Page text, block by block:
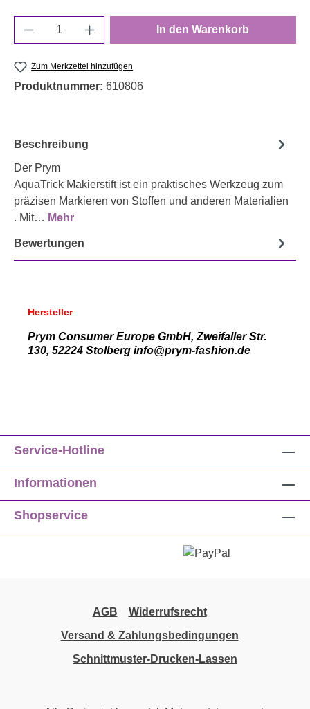
Produkt Anzahl: Gib den gewünschten
In den Warenkorb
Zum Merkzettel hinzufügen
Produktnummer: 610806
Beschreibung
Der Prym
AquaTrick Makierstift ist ein praktisches Werkzeug zum
präzisen Markieren von Stoffen und anderen Materialien
. Mit… Mehr
Bewertungen
Hersteller
Prym Consumer Europe GmbH, Zweifaller Str.
130, 52224 Stolberg info@prym-fashion.de
Service-Hotline
Informationen
Shopservice
AGB
Widerrufsrecht
Versand & Zahlungsbedingungen
Schnittmuster-Drucken-Lassen